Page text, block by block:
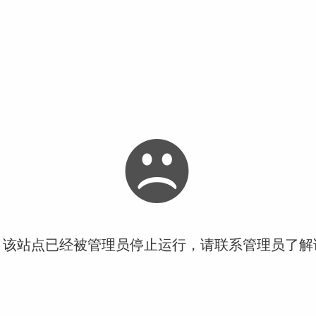
站点已经被管理员停止运行，请联系管理员了